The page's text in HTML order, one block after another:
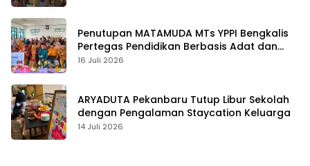
Penutupan MATAMUDA MTs YPPI Bengkalis
Pertegas Pendidikan Berbasis Adat dan
Karakter
16 Juli 2026
ARYADUTA Pekanbaru Tutup Libur Sekolah
dengan Pengalaman Staycation Keluarga
14 Juli 2026